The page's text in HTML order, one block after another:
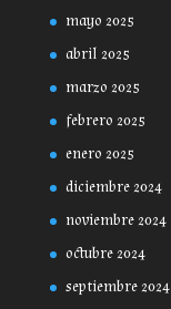
mayo 2025
abril 2025
marzo 2025
febrero 2025
enero 2025
diciembre 2024
noviembre 2024
octubre 2024
septiembre 2024